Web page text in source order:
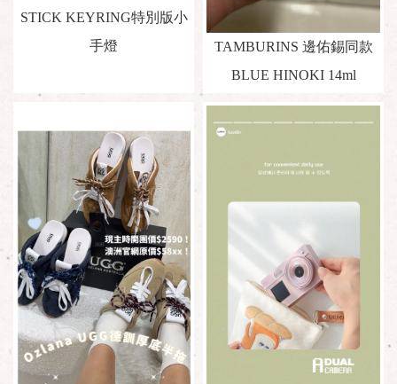
STICK KEYRING特別版小
手燈
TAMBURINS 邊佑錫同款
BLUE HINOKI 14ml